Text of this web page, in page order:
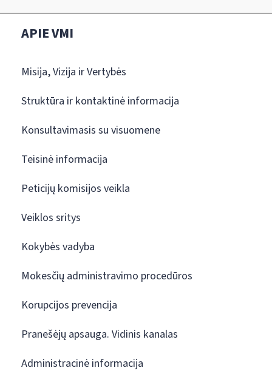
APIE VMI
Misija, Vizija ir Vertybės
Struktūra ir kontaktinė informacija
Konsultavimasis su visuomene
Teisinė informacija
Peticijų komisijos veikla
Veiklos sritys
Kokybės vadyba
Mokesčių administravimo procedūros
Korupcijos prevencija
Pranešėjų apsauga. Vidinis kanalas
Administracinė informacija